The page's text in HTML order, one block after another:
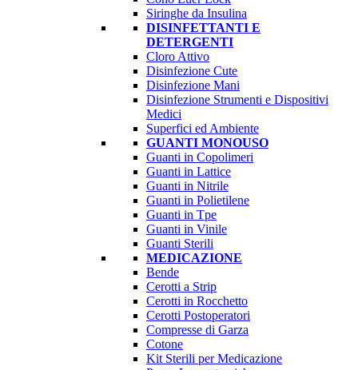
Siringhe da Insulina
DISINFETTANTI E
DETERGENTI
Cloro Attivo
Disinfezione Cute
Disinfezione Mani
Disinfezione Strumenti e Dispositivi
Medici
Superfici ed Ambiente
GUANTI MONOUSO
Guanti in Copolimeri
Guanti in Lattice
Guanti in Nitrile
Guanti in Polietilene
Guanti in Tpe
Guanti in Vinile
Guanti Sterili
MEDICAZIONE
Bende
Cerotti a Strip
Cerotti in Rocchetto
Cerotti Postoperatori
Compresse di Garza
Cotone
Kit Sterili per Medicazione